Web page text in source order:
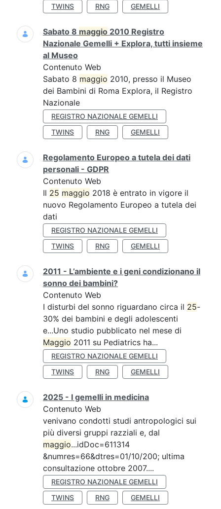
TWINS
RNG GEMELLI
Sabato 8 maggio 2010 Registro
Nazionale Gemelli + Explora, tutti insieme
al Museo
Contenuto Web
Sabato 8 maggio 2010, presso il Museo
dei Bambini di Roma Explora, il Registro
Nazionale
REGISTRO NAZIONALE GEMELLI
TWINS
RNG GEMELLI
Regolamento Europeo a tutela dei dati
personali - GDPR
Contenuto Web
Il 25 maggio 2018 è entrato in vigore il
nuovo Regolamento Europeo a tutela dei
dati
REGISTRO NAZIONALE GEMELLI
TWINS
RNG GEMELLI
2011 - L’ambiente e i geni condizionano il
sonno dei bambini?
Contenuto Web
I disturbi del sonno riguardano circa il 25-
30% dei bambini e degli adolescenti
e...Uno studio pubblicato nel mese di
Maggio 2011 su Pediatrics ha...
REGISTRO NAZIONALE GEMELLI
TWINS
RNG GEMELLI
2025 - I gemelli in medicina
Contenuto Web
venivano condotti studi antropologici sui
più diversi gruppi razziali e, dal
maggio...idDoc=611314
&numres=66&dtres=01/10/200; ultima
consultazione ottobre 2007....
REGISTRO NAZIONALE GEMELLI
TWINS
RNG GEMELLI